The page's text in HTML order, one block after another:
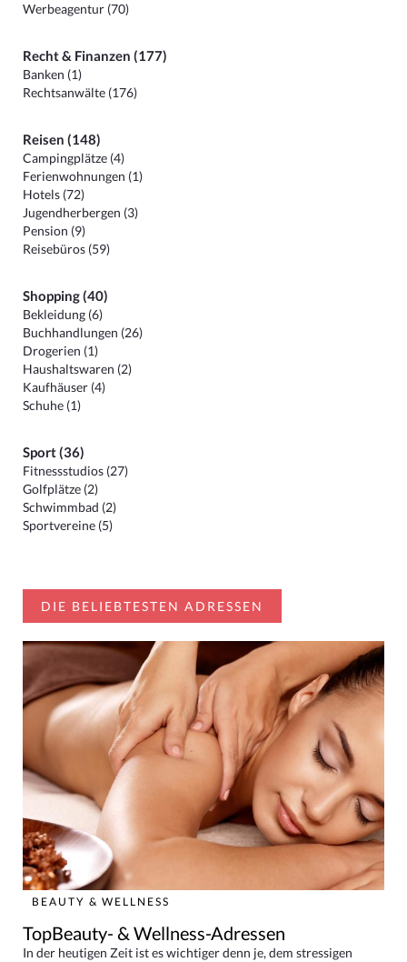
Werbeagentur (70)
Recht & Finanzen (177)
Banken (1)
Rechtsanwälte (176)
Reisen (148)
Campingplätze (4)
Ferienwohnungen (1)
Hotels (72)
Jugendherbergen (3)
Pension (9)
Reisebüros (59)
Shopping (40)
Bekleidung (6)
Buchhandlungen (26)
Drogerien (1)
Haushaltswaren (2)
Kaufhäuser (4)
Schuhe (1)
Sport (36)
Fitnessstudios (27)
Golfplätze (2)
Schwimmbad (2)
Sportvereine (5)
DIE BELIEBTESTEN ADRESSEN
BEAUTY & WELLNESS
TopBeauty- & Wellness-Adressen
In der heutigen Zeit ist es wichtiger denn je, dem stressigen